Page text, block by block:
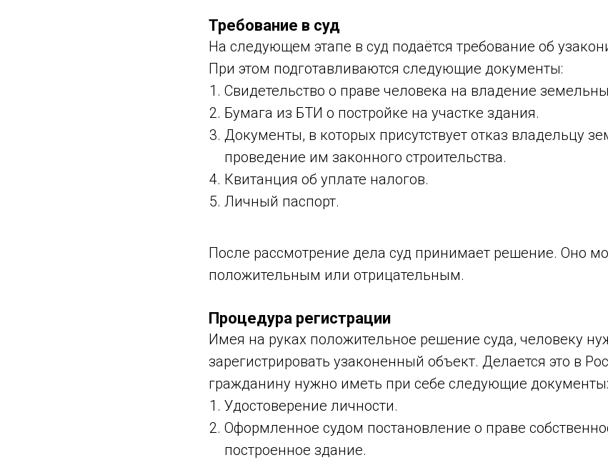
Требование в суд
На следующем этапе в суд подаётся требование об
При этом подготавливаются следующие документы:
Свидетельство о праве человека на владение
Бумага из БТИ о постройке на участке здания.
Документы, в которых присутствует отказ владельцу
проведение им законного строительства.
Квитанция об уплате налогов.
Личный паспорт.
После рассмотрение дела суд принимает решение. Оно
положительным или отрицательным.
Процедура регистрации
Имея на руках положительное решение суда, человеку
зарегистрировать узаконенный объект. Делается это в
гражданину нужно иметь при себе следующие документы:
Удостоверение личности.
Оформленное судом постановление о праве
построенное здание.